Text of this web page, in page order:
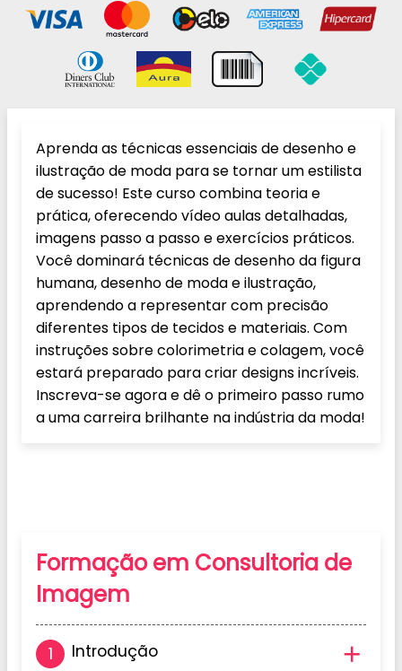
Aprenda as técnicas essenciais de desenho e
ilustração de moda para se tornar um estilista
de sucesso! Este curso combina teoria e
prática, oferecendo vídeo aulas detalhadas,
imagens passo a passo e exercícios práticos.
Você dominará técnicas de desenho da figura
humana, desenho de moda e ilustração,
aprendendo a representar com precisão
diferentes tipos de tecidos e materiais. Com
instruções sobre colorimetria e colagem, você
estará preparado para criar designs incríveis.
Inscreva-se agora e dê o primeiro passo rumo
a uma carreira brilhante na indústria da moda!
Formação em Consultoria de
Imagem
Introdução